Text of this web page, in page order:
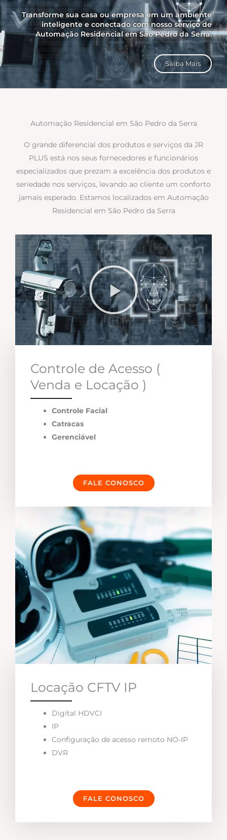
Transforme sua casa ou empresa em um ambiente
inteligente e conectado com nosso serviço de
Automação Residencial em São Pedro da Serra.
Saiba Mais
Automação Residencial em São Pedro da Serra
O grande diferencial dos produtos e serviços da JR
PLUS está nos seus fornecedores e funcionários
especializados que prezam a excelência dos produtos e
seriedade nos serviços, levando ao cliente um conforto
jamais esperado. Estamos localizados em Automação
Residencial em São Pedro da Serra
Controle de Acesso (
Venda e Locação )
Controle Facial
Catracas
Gerenciável
FALE CONOSCO
Locação CFTV IP
Digital HDVCI
IP
Configuração de acesso remoto NO-IP
DVR
FALE CONOSCO